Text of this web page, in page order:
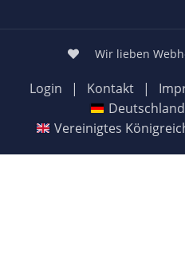
Wir lieben
Login | Kontakt |
Deutschland
Vereinigtes